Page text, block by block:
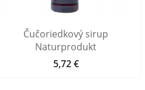
Čučoriedkový sirup
Naturprodukt
Cena
5,72 €